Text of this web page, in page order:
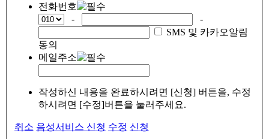
전화번호
-
-
SMS 및 카카오알림
동의
메일주소
작성하신 내용을 완료하시려면 [신청] 버튼을, 수정
하시려면 [수정]버튼을 눌러주세요.
취소 음성서비스 신청 수정 신청